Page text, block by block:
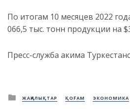
По итогам 10 месяцев 2022
066,5 тыс. тонн продукции на
Пресс-служба акима
Posted
in
ЖАҢАЛЫҚТАР ҚОҒАМ ЭКОНОМИКА